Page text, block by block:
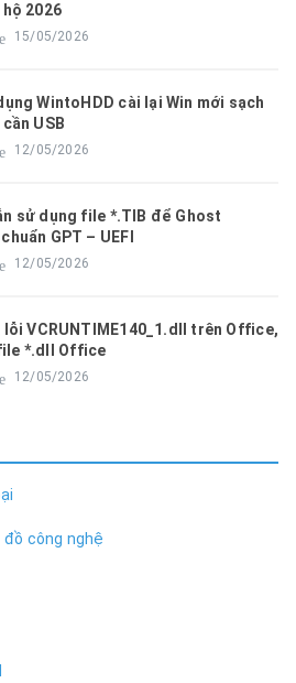
2026
15/05/2026
WintoHDD cài lại Win mới sạch
USB
12/05/2026
sử dụng file *.TIB để Ghost
GPT – UEFI
12/05/2026
lỗi VCRUNTIME140_1.dll trên Office,
*.dll Office
12/05/2026
đồ công nghệ